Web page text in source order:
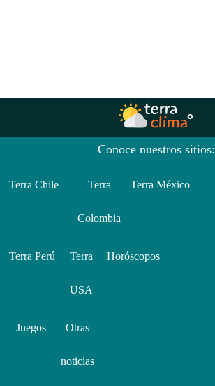
Conoce nuestros sitios:
Terra Chile Terra
Colombia
Terra México
Terra Perú Terra
USA
Horóscopos
Juegos Otras
noticias